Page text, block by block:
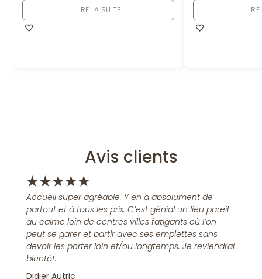
LIRE LA SUITE
Avis clients
★★★★★
Accueil super agréable. Y en a absolument de
partout et à tous les prix. C’est génial un lieu pareil
au calme loin de centres villes fatigants où l’on
peut se garer et partir avec ses emplettes sans
devoir les porter loin et/ou longtemps. Je reviendrai
bientôt.
Didier Autric